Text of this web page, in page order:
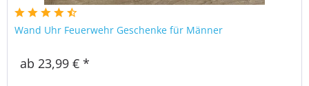
Wand Uhr Feuerwehr Geschenke für Männer
ab 23,99 € *